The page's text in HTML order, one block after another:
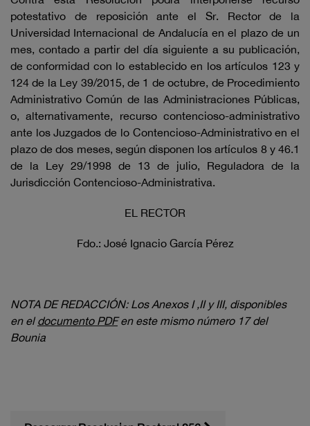
potestativo de reposición ante el Sr. Rector de la
Universidad Internacional de Andalucía en el plazo de un
mes, contado a partir del día siguiente a su publicación,
de conformidad con lo establecido en los artículos 123 y
124 de la Ley 39/2015, de 1 de octubre, de Procedimiento
Administrativo Común de las Administraciones Públicas,
o, alternativamente, recurso contencioso-administrativo
ante los Juzgados de lo Contencioso-Administrativo en el
plazo de dos meses, según disponen los artículos 8 y 46.1
de la Ley 29/1998 de 13 de julio, Reguladora de la
Jurisdicción Contencioso-Administrativa.
EL RECTOR
Fdo.: José Ignacio García Pérez
NOTA DE REDACCIÓN: Los Anexos I ,II y III, disponibles
en el documento PDFen este mismo número 17 del
Bounia